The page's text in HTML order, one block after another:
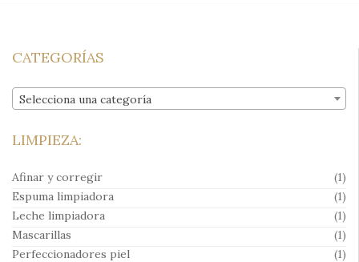
CATEGORÍAS
Selecciona una categoría
LIMPIEZA:
Afinar y corregir
(1)
Espuma limpiadora
(1)
Leche limpiadora
(1)
Mascarillas
(1)
Perfeccionadores piel
(1)